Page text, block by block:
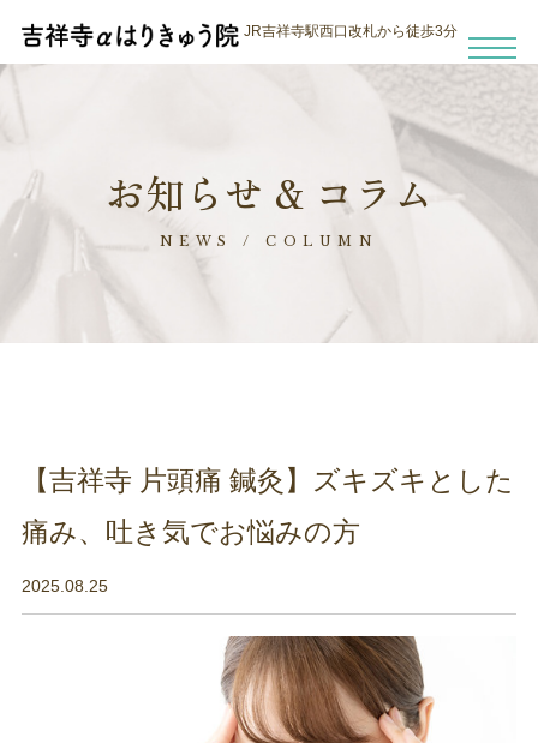
JR吉祥寺駅西口改札から徒歩3分
お知らせ & コラム
NEWS / COLUMN
【吉祥寺 片頭痛 鍼灸】ズキズキとした
痛み、吐き気でお悩みの方
2025.08.25